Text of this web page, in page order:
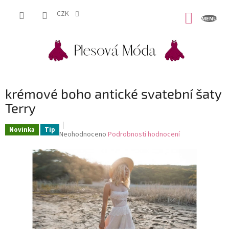
CZK
krémové boho antické svatební šaty
Terry
Novinka Tip Průměrné
produktu
je
0,0
z
5
hvězdiček.
Neohodnoceno Podrobnosti hodnocení